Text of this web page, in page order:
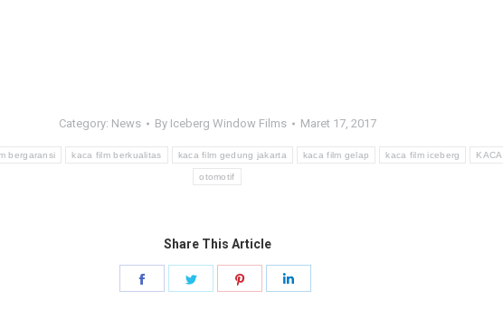
Category: News By Iceberg Window Films Maret 17, 2017
bergaransi kaca film berkualitas kaca film gedung jakarta kaca film gelap kaca film iceberg
otomotif
Share This Article
Share